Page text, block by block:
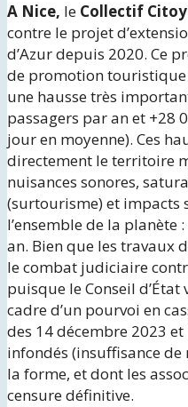
A Nice, le Collectif
contre le projet
d’Azur depuis 2020. Ce
de promotion touristique
une hausse très
passagers par an et +28
jour en moyenne). Ces
directement le territoire
nuisances sonores,
(surtourisme) et impacts
l’ensemble de la planète
an. Bien que les travaux
le combat judiciaire
puisque le Conseil d’État
cadre d’un pourvoi en
des 14 décembre 2023
infondés (insuffisance
la forme, et dont les
censure définitive.